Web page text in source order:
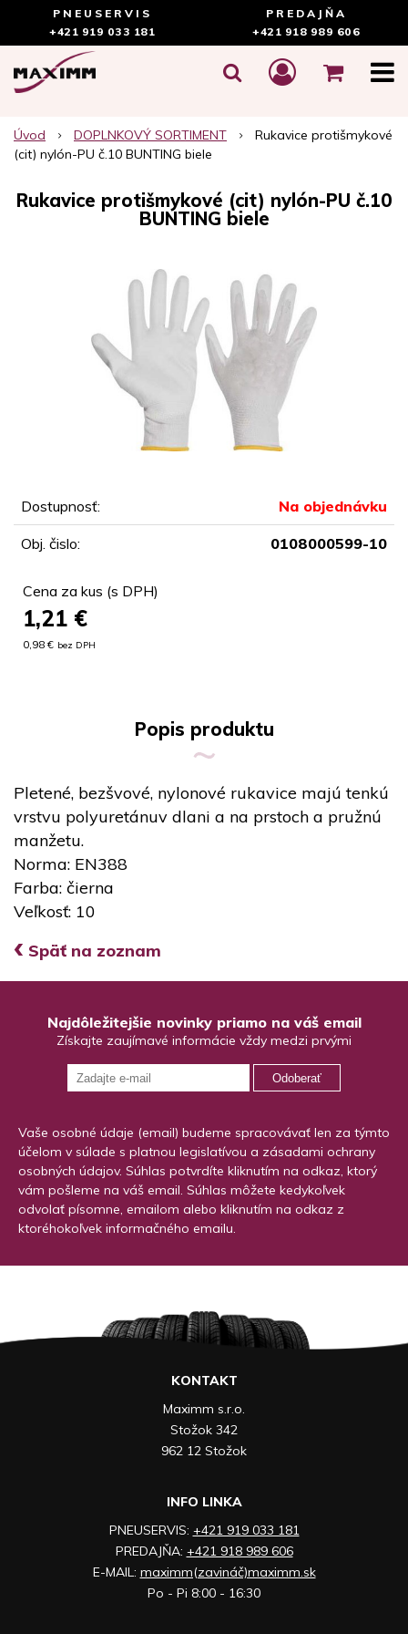
PNEUSERVIS
+421 919 033 181
PREDAJŇA
+421 918 989 606
Úvod DOPLNKOVÝ SORTIMENT
Rukavice protišmykové
(cit) nylón-PU č.10 BUNTING biele
Rukavice protišmykové (cit) nylón-PU č.10
BUNTING biele
Dostupnosť: Na objednávku
Obj. čislo: 0108000599-10
Cena za kus (s DPH)
1,21 €
0,98 € bez DPH
Popis produktu
Pletené, bezšvové, nylonové rukavice majú tenkú
vrstvu polyuretánuv dlani a na prstoch a pružnú
manžetu.
Norma: EN388
Farba: čierna
Veľkosť: 10
‹ Späť na zoznam
Najdôležitejšie novinky priamo na váš email
Získajte zaujímavé informácie vždy medzi prvými
Odoberať
Vaše osobné údaje (email) budeme spracovávať len za týmto
účelom v súlade s platnou legislatívou a zásadami ochrany
osobných údajov. Súhlas potvrdíte kliknutím na odkaz, ktorý
vám pošleme na váš email. Súhlas môžete kedykoľvek
odvolať písomne, emailom alebo kliknutím na odkaz z
ktoréhokoľvek informačného emailu.
KONTAKT
Maximm s.r.o.
Stožok 342
962 12 Stožok
INFO LINKA
PNEUSERVIS: +421 919 033 181
PREDAJŇA: +421 918 989 606
E-MAIL: maximm(zavináč)maximm.sk
Po - Pi 8:00 - 16:30